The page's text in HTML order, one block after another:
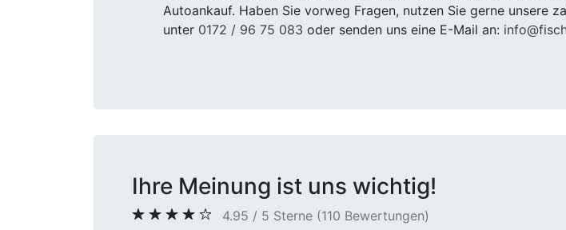
Autoankauf. Haben Sie vorweg Fragen, nutzen Sie gerne unsere
unter 0172 / 96 75 083 oder senden uns eine E-Mail an:
Ihre Meinung ist uns wichtig!
4.95 / 5 Sterne (110 Bewertungen)